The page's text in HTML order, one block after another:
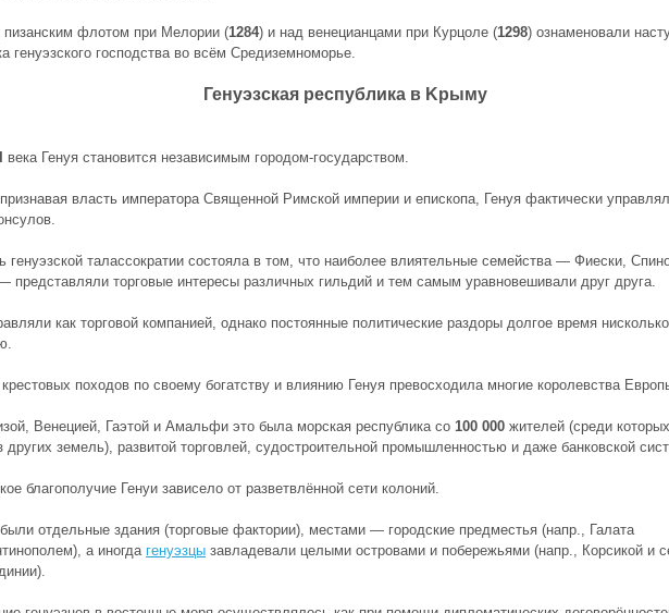
флотом при Мелории (1284) и над венецианцами при Курцоле (1298) ознаменовали
генуэзского господства во всём Средиземноморье.
Генуэзская республика в Kрыму
века Генуя становится независимым городом-государством.
власть императора Священной Римской империи и епископа, Генуя фактически
генуэзской талассократии состояла в том, что наиболее влиятельные семейства — Фиески,
представляли торговые интересы различных гильдий и тем самым уравновешивали друг друга.
как торговой компанией, однако постоянные политические раздоры долгое время
походов по своему богатству и влиянию Генуя превосходила многие королевства
Венецией, Гаэтой и Амальфи это была морская республика со 100 000 жителей (среди
других земель), развитой торговлей, судостроительной промышленностью и даже банковской
благополучие Генуи зависело от разветвлённой сети колоний.
отдельные здания (торговые фактории), местами — городские предместья (напр., Галата
а иногда генуэзцы завладевали целыми островами и побережьями (напр., Корсикой и